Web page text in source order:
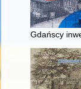
Gdańscy